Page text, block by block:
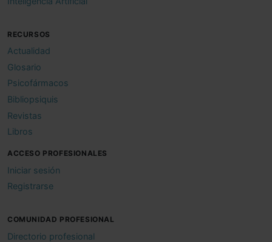
RECURSOS
Actualidad
Glosario
Psicofármacos
Bibliopsiquis
Revistas
Libros
ACCESO PROFESIONALES
Iniciar sesión
Registrarse
COMUNIDAD PROFESIONAL
Directorio profesional